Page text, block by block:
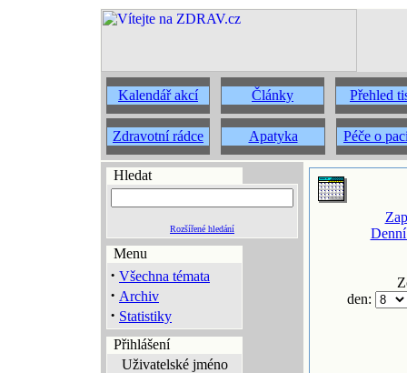
Kalendář akcí Články Přehled
Zdravotní rádce Apatyka Péče o
Hledat
Rozšířené hledání
Menu
· Všechna témata
· Archiv
· Statistiky
Přihlášení
Uživatelské jméno
den: